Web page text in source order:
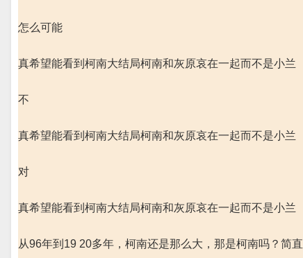
怎么可能
真希望能看到柯南大结局柯南和灰原哀在一起而不是小兰
不
真希望能看到柯南大结局柯南和灰原哀在一起而不是小兰
对
真希望能看到柯南大结局柯南和灰原哀在一起而不是小兰
从96年到19 20多年，柯南还是那么大，那是柯南吗？简直